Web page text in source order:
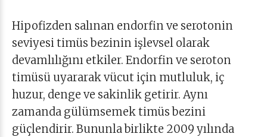
Hipofizden salınan endorfin ve serotonin
seviyesi timüs bezinin işlevsel olarak
devamlılığını etkiler. Endorfin ve seroton
timüsü uyararak vücut için mutluluk, iç
huzur, denge ve sakinlik getirir. Aynı
zamanda gülümsemek timüs bezini
güçlendirir. Bununla birlikte 2009 yılında